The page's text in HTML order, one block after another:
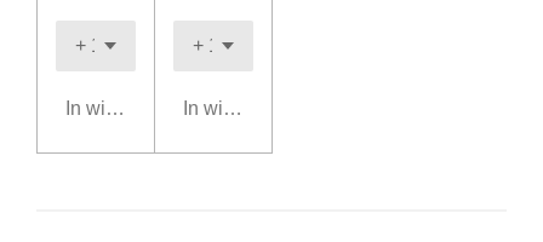
In winkelwagenIn winkelwagen